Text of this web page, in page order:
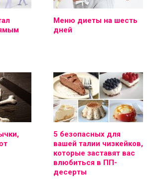
Меню диеты на шесть
дней
5 безопасных для
вашей талии чизкейков,
которые заставят вас
влюбиться в ПП-
десерты